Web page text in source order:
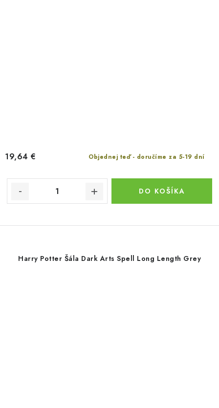
Objednej teď - doručíme za 5-19 dní
19,64 €
DO KOŠÍKA
Harry Potter Šála Dark Arts Spell Long Length Grey